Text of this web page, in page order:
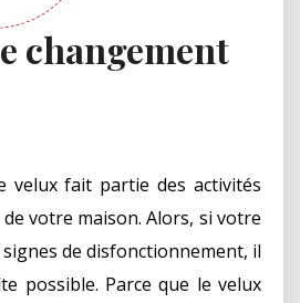
changement
velux fait partie des activités
votre maison. Alors, si votre
de disfonctionnement, il
possible. Parce que le velux